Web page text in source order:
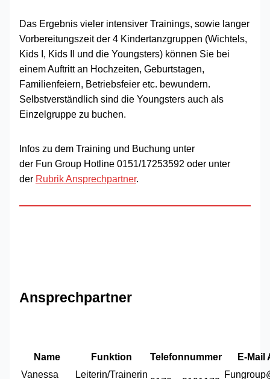
Das Ergebnis vieler intensiver Trainings, sowie langer
Vorbereitungszeit der 4 Kindertanzgruppen (Wichtels,
Kids I, Kids II und die Youngsters) können Sie bei
einem Auftritt an Hochzeiten, Geburtstagen,
Familienfeiern, Betriebsfeier etc. bewundern.
Selbstverständlich sind die Youngsters auch als
Einzelgruppe zu buchen.
Infos zu dem Training und Buchung unter
der Fun Group Hotline 0151/17253592 oder unter
der RubrikAnsprechpartner.
Ansprechpartner
Name Funktion Telefonnummer
E-Mail
Vanessa
Leiterin/Trainerin